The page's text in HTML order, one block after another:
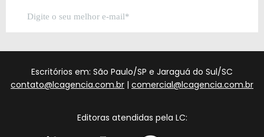
Escritórios em: São Paulo/SP e Jaraguá do Sul/SC
contato@lcagencia.com.br | comercial@lcagencia.com.br
Editoras atendidas pela LC: